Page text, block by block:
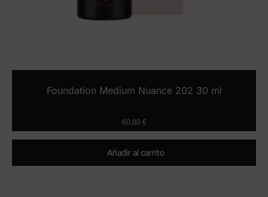
Foundation Medium Nuance 202 30 ml
60,80 €
Añadir al carrito